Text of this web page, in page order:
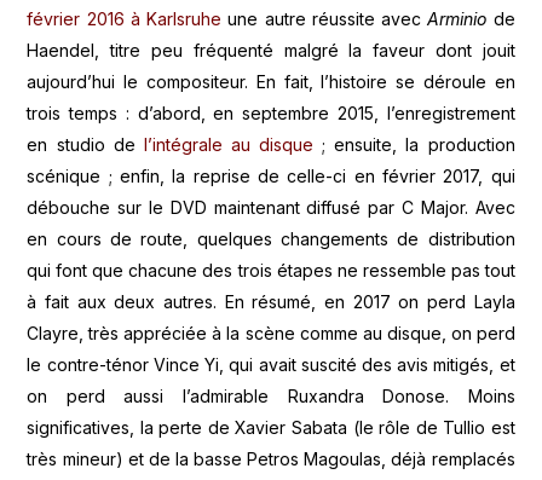
février 2016 à Karlsruhe une autre réussite avecArminio de
Haendel, titre peu fréquenté malgré la faveur dont jouit
aujourd’hui le compositeur. En fait, l’histoire se déroule en
trois temps : d’abord, en septembre 2015, l’enregistrement
en studio de
l’intégrale au disque ; ensuite, la production
scénique ; enfin, la reprise de celle-ci en février 2017, qui
débouche sur le DVD maintenant diffusé par C Major. Avec
en cours de route, quelques changements de distribution
qui font que chacune des trois étapes ne ressemble pas tout
à fait aux deux autres. En résumé, en 2017 on perd Layla
Clayre, très appréciée à la scène comme au disque, on perd
le contre-ténor Vince Yi, qui avait suscité des avis mitigés, et
on perd aussi l’admirable Ruxandra Donose. Moins
significatives, la perte de Xavier Sabata (le rôle de Tullio est
très mineur) et de la basse Petros Magoulas, déjà remplacés